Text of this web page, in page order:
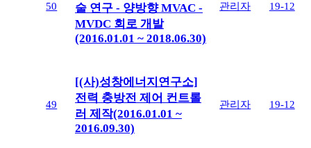
50
술 연구 - 양방향 MVAC -
MVDC 회로 개발
(2016.01.01 ~ 2018.06.30)
관리자 19-12
49
[(사)성창에너지연구소]
전력 충방전 제어 컨트롤
러 제작(2016.01.01 ~
2016.09.30)
관리자 19-12